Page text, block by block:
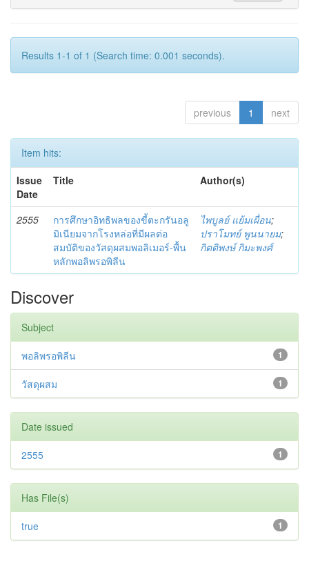
Results 1-1 of 1 (Search time: 0.001 seconds).
previous 1 next
Item hits:
Issue
Date
Title Author(s)
2555
การศึกษาอิทธิพลของขี้ตะกรันอลู
มิเนียมจากโรงหล่อที่มีผลต่อ
สมบัติของวัสดุผสมพอลิเมอร์-พื้น
หลักพอลิพรอพิลีน
ไพบูลย์ แย้มเผื่อน;
ปราโมทย์ พูนนายม;
กิตติพงษ์ กิมะพงศ์
Discover
Subject
1
พอลิพรอพิลีน
1
วัสดุผสม
Date issued
1
2555
Has File(s)
1
true